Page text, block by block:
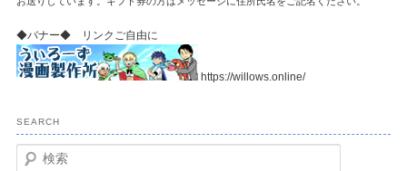
◆バナー◆ リンクご自由に
https://willows.online/
SEARCH
検